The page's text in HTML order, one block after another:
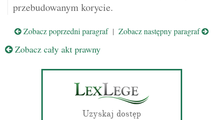
przebudowanym korycie.
Zobacz poprzedni paragraf| Zobacz następny paragraf
Zobacz cały akt prawny
Uzyskaj dostęp